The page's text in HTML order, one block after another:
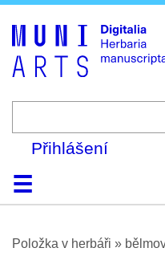
Přihlášení
DomůProhlížení
O platformě
Nápověda
Kontakt
Položka v herbáři »